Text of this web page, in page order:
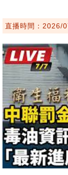
直播時間：2026/